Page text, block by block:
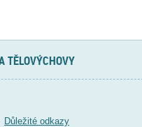
TĚLOVÝCHOVY
Důležité odkazy